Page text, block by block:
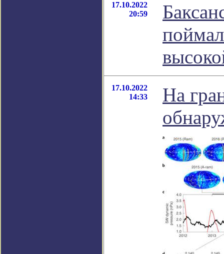
17.10.2022
20:59
17.10.2022
14:33
На